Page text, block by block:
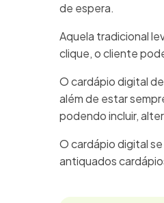
de espera.
Aquela tradicional
clique, o cliente
O cardápio digital
além de estar
podendo incluir,
O cardápio digital
antiquados